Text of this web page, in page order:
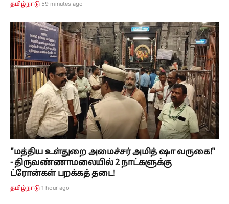
தமிழ்நாடு 59 minutes ago
"மத்திய உள்துறை அமைச்சர் அமித் ஷா வருகை!"
- திருவண்ணாமலையில் 2 நாட்களுக்கு
ட்ரோன்கள் பறக்கத் தடை!
தமிழ்நாடு 1 hour ago